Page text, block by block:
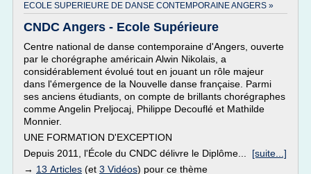
ECOLE SUPERIEURE DE DANSE CONTEMPORAINE ANGERS »
CNDC Angers - Ecole Supérieure
Centre national de danse contemporaine d'Angers, ouverte
par le chorégraphe américain Alwin Nikolais, a
considérablement évolué tout en jouant un rôle majeur
dans l'émergence de la Nouvelle danse française. Parmi
ses anciens étudiants, on compte de brillants chorégraphes
comme Angelin Preljocaj, Philippe Decouflé et Mathilde
Monnier.
UNE FORMATION D'EXCEPTION
Depuis 2011, l'École du CNDC délivre le Diplôme... [suite...]
→ 13 Articles (et 3 Vidéos) pour ce thème